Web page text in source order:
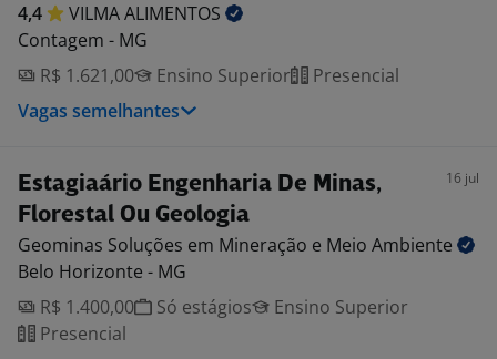
4,4 VILMAALIMENTOS
Contagem - MG
R$ 1.621,00
Ensino Superior
Presencial
Vagas semelhantes
Estagiaário Engenharia De Minas,
Florestal Ou Geologia
16 jul
Geominas Soluções em Mineração e Meio Ambiente
Belo Horizonte - MG
R$ 1.400,00
Só estágios
Ensino Superior
Presencial